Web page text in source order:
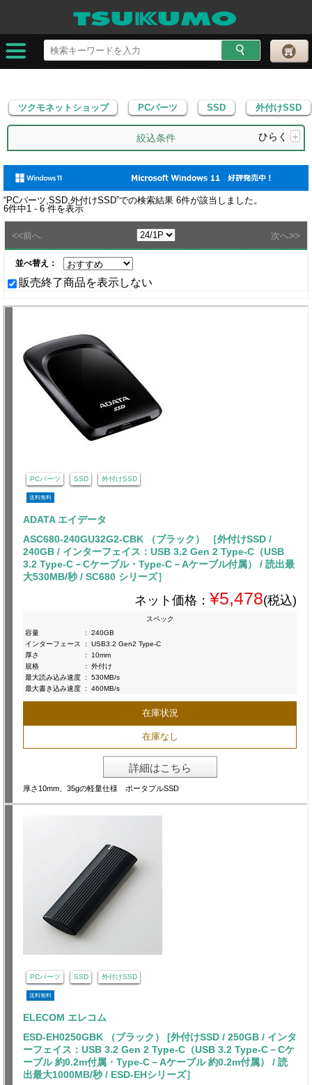
ツクモネットショップ PCパーツ 外付けSSD
ツクモネットショップ PCパーツ SSD 外付けSSD
絞込条件 ひらく +
“PCパーツ,SSD,外付けSSD”での検索結果 6件が該当しました。
6件中1 - 6 件を表示
<<前へ 次へ>>
並べ替え：
販売終了商品を表示しない
PCパーツ SSD 外付けSSD
送料無料
ADATA エイデータ
ASC680-240GU32G2-CBK （ブラック） ［外付けSSD /
240GB / インターフェイス：USB 3.2 Gen 2 Type-C（USB
3.2 Type-C－Cケーブル・Type-C－Aケーブル付属） / 読出最
大530MB/秒 / SC680 シリーズ］
ネット価格： ¥5,478(税込)
スペック
容量
:
240GB
インターフェース
:
USB3.2 Gen2 Type-C
厚さ
:
10mm
規格
:
外付け
最大読み込み速度 :
530MB/s
最大書き込み速度 : 460MB/s
在庫状況
在庫なし
詳細はこちら
厚さ10mm、35gの軽量仕様 ポータブルSSD
PCパーツ SSD 外付けSSD
送料無料
ELECOM エレコム
ESD-EH0250GBK （ブラック） [外付けSSD / 250GB / インタ
ーフェイス：USB 3.2 Gen 2 Type-C（USB 3.2 Type-C－Cケ
ーブル 約0.2m付属・Type-C－Aケーブル 約0.2m付属） / 読
出最大1000MB/秒 / ESD-EHシリーズ］